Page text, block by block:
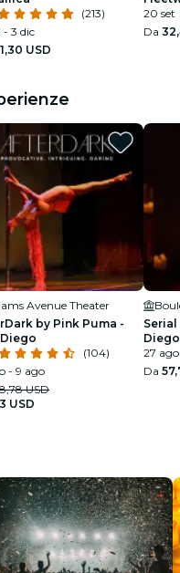
(213)
3 dic
USD
20 set
Da
Avenue Theater
by Pink Puma -
(104)
- 9 ago
USD
USD
Serial
Diego
27
Da